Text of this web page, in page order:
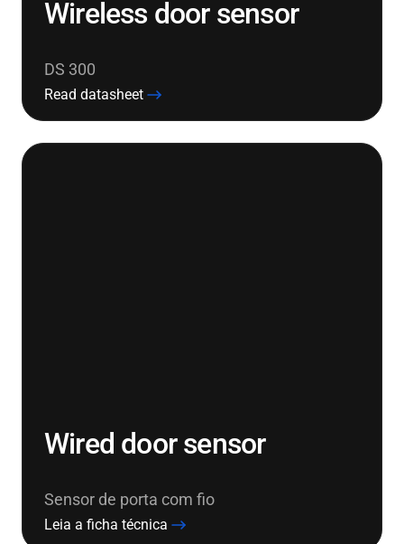
Wireless door sensor
DS 300
Read datasheet
Wired door sensor
Sensor de porta com fio
Leia a ficha técnica